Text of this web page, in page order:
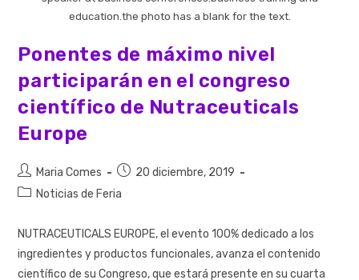
education.the photo has a blank for the text.
Ponentes de máximo nivel
participarán en el congreso
científico de Nutraceuticals
Europe
Maria Comes
20 diciembre, 2019
Noticias de Feria
NUTRACEUTICALS EUROPE, el evento 100% dedicado a los
ingredientes y productos funcionales, avanza el contenido
científico de su Congreso, que estará presente en su cuarta